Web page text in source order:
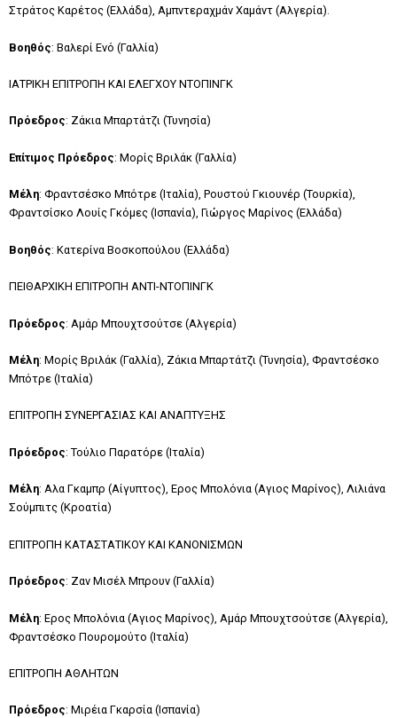
Στράτος Καρέτος (Ελλάδα), Αμπντεραχμάν Χαμάντ (Αλγερία).
Βοηθός: Βαλερί Ενό (Γαλλία)
ΙΑΤΡΙΚΗ ΕΠΙΤΡΟΠΗ ΚΑΙ ΕΛΕΓΧΟΥ ΝΤΟΠΙΝΓΚ
Πρόεδρος: Ζάκια Μπαρτάτζι (Τυνησία)
Επίτιμος Πρόεδρος: Μορίς Βριλάκ (Γαλλία)
Μέλη: Φραντσέσκο Μπότρε (Ιταλία), Ρουστού Γκιουνέρ (Τουρκία),
Φραντσίσκο Λουίς Γκόμες (Ισπανία), Γιώργος Μαρίνος (Ελλάδα)
Βοηθός: Κατερίνα Βοσκοπούλου (Ελλάδα)
ΠΕΙΘΑΡΧΙΚΗ ΕΠΙΤΡΟΠΗ ΑΝΤΙ-ΝΤΟΠΙΝΓΚ
Πρόεδρος: Αμάρ Μπουχτσούτσε (Αλγερία)
Μέλη: Μορίς Βριλάκ (Γαλλία), Ζάκια Μπαρτάτζι (Τυνησία), Φραντσέσκο
Μπότρε (Ιταλία)
ΕΠΙΤΡΟΠΗ ΣΥΝΕΡΓΑΣΙΑΣ ΚΑΙ ΑΝΑΠΤΥΞΗΣ
Πρόεδρος: Τούλιο Παρατόρε (Ιταλία)
Μέλη: Αλα Γκαμπρ (Αίγυπτος), Ερος Μπολόνια (Αγιος Μαρίνος), Λιλιάνα
Σούμπιτς (Κροατία)
ΕΠΙΤΡΟΠΗ ΚΑΤΑΣΤΑΤΙΚΟΥ ΚΑΙ ΚΑΝΟΝΙΣΜΩΝ
Πρόεδρος: Ζαν Μισέλ Μπρουν (Γαλλία)
Μέλη: Ερος Μπολόνια (Αγιος Μαρίνος), Αμάρ Μπουχτσούτσε (Αλγερία),
Φραντσέσκο Πουρομούτο (Ιταλία)
ΕΠΙΤΡΟΠΗ ΑΘΛΗΤΩΝ
Πρόεδρος: Μιρέια Γκαρσία (Ισπανία)